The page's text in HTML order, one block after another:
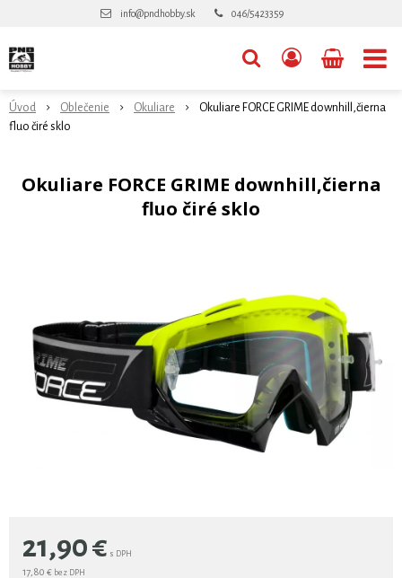
info@pndhobby.sk 046/5423359
Úvod Oblečenie Okuliare
Okuliare FORCE GRIME downhill,čierna
fluo čiré sklo
Okuliare FORCE GRIME downhill,čierna
fluo čiré sklo
21,90€ s DPH
17,80 € bez DPH